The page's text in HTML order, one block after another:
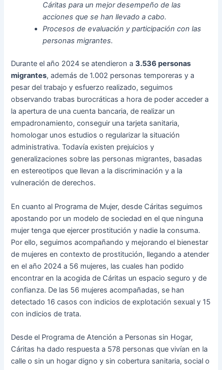
Cáritas para un mejor desempeño de las
acciones que se han llevado a cabo.
Procesos de evaluación y participación con las
personas migrantes.
Durante el año 2024 se atendieron a3.536 personas
migrantes, además de 1.002 personas temporeras y a
pesar del trabajo y esfuerzo realizado, seguimos
observando trabas burocráticas a hora de poder acceder a
la apertura de una cuenta bancaria, de realizar un
empadronamiento, conseguir una tarjeta sanitaria,
homologar unos estudios o regularizar la situación
administrativa. Todavía existen prejuicios y
generalizaciones sobre las personas migrantes, basadas
en estereotipos que llevan a la discriminación y a la
vulneración de derechos.
En cuanto al Programa de Mujer, desde Cáritas seguimos
apostando por un modelo de sociedad en el que ninguna
mujer tenga que ejercer prostitución y nadie la consuma.
Por ello, seguimos acompañando y mejorando el bienestar
de mujeres en contexto de prostitución, llegando a atender
en el año 2024 a 56 mujeres, las cuales han podido
encontrar en la acogida de Cáritas un espacio seguro y de
confianza. De las 56 mujeres acompañadas, se han
detectado 16 casos con indicios de explotación sexual y 15
con indicios de trata.
Desde el Programa de Atención a Personas sin Hogar,
Cáritas ha dado respuesta a 578 personas que vivían en la
calle o sin un hogar digno y sin cobertura sanitaria, social o